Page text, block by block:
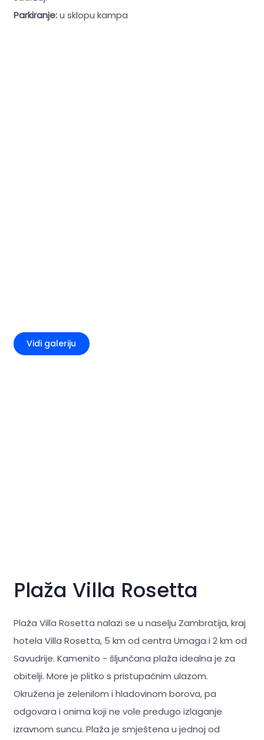
Parkiranje:u sklopu kampa
Vidi galeriju
Plaža Villa Rosetta
Plaža Villa Rosetta nalazi se u naselju Zambratija, kraj
hotela Villa Rosetta, 5 km od centra Umaga i 2 km od
Savudrije. Kamenito - šljunčana plaža idealna je za
obitelji. More je plitko s pristupačnim ulazom.
Okružena je zelenilom i hladovinom borova, pa
odgovara i onima koji ne vole predugo izlaganje
izravnom suncu. Plaža je smještena u jednoj od